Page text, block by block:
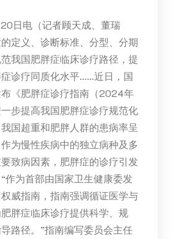
日电（记者顾天成、董瑞
定义、诊断标准、分型、分期
我国肥胖症临床诊疗路径，提
诊疗同质化水平……近日，国
《肥胖症诊疗指南（2024年
步提高我国肥胖症诊疗规范化
国超重和肥胖人群的患病率呈
为慢性疾病中的独立病种及多
致病因素，肥胖症的诊疗引发
作为首部由国家卫生健康委发
威指南，指南强调循证医学与
胖症临床诊疗提供科学、规
路径。”指南编写委员会主任